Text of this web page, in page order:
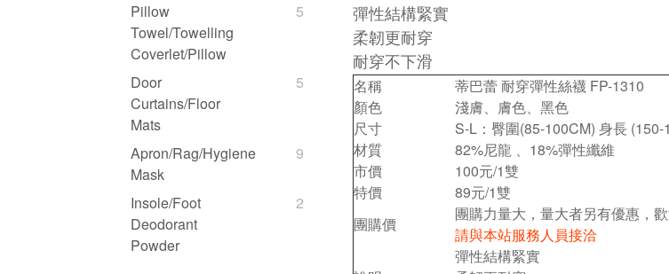
Pillow
Towel/Towelling
Coverlet/Pillow
5
Door
Curtains/Floor
Mats
5
Apron/Rag/Hygiene
Mask
9
Insole/Foot
Deodorant
Powder
2
彈性結構緊實
柔韌更耐穿
耐穿不下滑
名稱 蒂巴蕾 耐穿彈性絲襪 FP-1310
顏色
淺膚、膚色、黑色
尺寸
S-L：臀圍(85-100CM) 身長 (150-
材質
82%尼龍 、18%彈性纖維
市價
100元/1雙
特價
89元/1雙
團購價
團購力量大，量大者另有優惠，
請與本站服務人員接洽
彈性結構緊實